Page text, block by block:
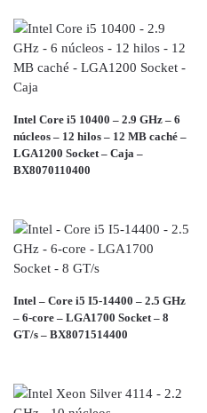
Intel Core i5 10400 – 2.9 GHz – 6
núcleos – 12 hilos – 12 MB caché –
LGA1200 Socket – Caja –
BX8070110400
Intel – Core i5 I5-14400 – 2.5 GHz
– 6-core – LGA1700 Socket – 8
GT/s – BX8071514400